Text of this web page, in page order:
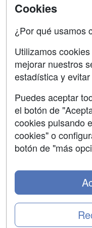
Acceso Centros
Contactar
Confidencialidad
Aviso legal
Copyleft
Cookies
¿Por qué usamos
Utilizamos
mejorar nuestros
estadística y
Puedes aceptar
el botón de
cookies pulsando
cookies" o
botón de "más